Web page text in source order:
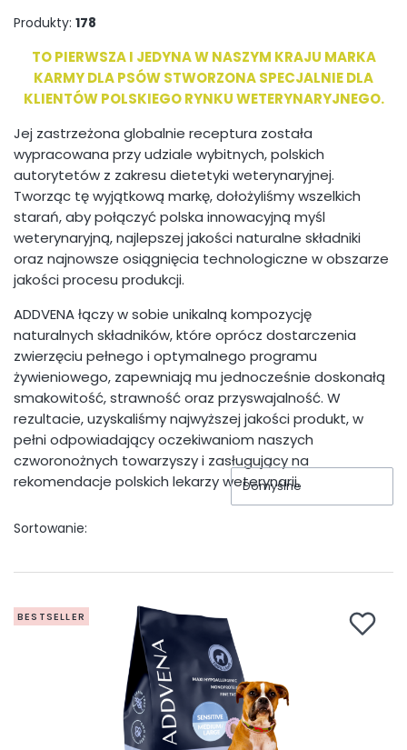
Produkty: 178
TO PIERWSZA I JEDYNA W NASZYM KRAJU MARKA
KARMY DLA PSÓW STWORZONA SPECJALNIE DLA
KLIENTÓW POLSKIEGO RYNKU WETERYNARYJNEGO.
Jej zastrzeżona globalnie receptura została
wypracowana przy udziale wybitnych, polskich
autorytetów z zakresu dietetyki weterynaryjnej.
Tworząc tę wyjątkową markę, dołożyliśmy wszelkich
starań, aby połączyć polska innowacyjną myśl
weterynaryjną, najlepszej jakości naturalne składniki
oraz najnowsze osiągnięcia technologiczne w obszarze
jakości procesu produkcji.
ADDVENA łączy w sobie unikalną kompozycję
naturalnych składników, które oprócz dostarczenia
zwierzęciu pełnego i optymalnego programu
żywieniowego, zapewniają mu jednocześnie doskonałą
smakowitość, strawność oraz przyswajalność. W
rezultacie, uzyskaliśmy najwyższej jakości produkt, w
pełni odpowiadający oczekiwaniom naszych
czworonożnych towarzyszy i zasługujący na
rekomendacje polskich lekarzy weterynarii.
Sortowanie:
Domyślne
BESTSELLER